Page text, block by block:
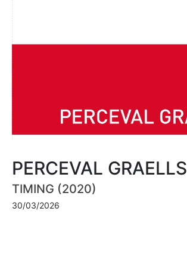
PERCEVAL GRAELLS
TIMING (2020)
30/03/2026